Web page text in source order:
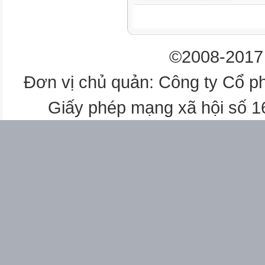
Tínhquyphạmphổbiến
©2008-
Đơn vị chủ quản: Công ty Cổ
Giấy phép mạng xã hội số